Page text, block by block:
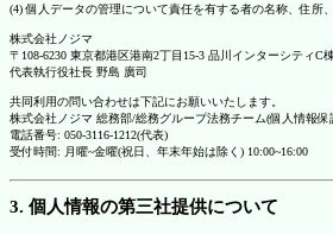
(4) 個人データの管理について責任を有する者の名称、住所
株式会社ノジマ
〒108-6230 東京都港区港南2丁目15-3 品川インターシティC
代表執行役社長 野島 廣司
共同利用の問い合わせは下記にお願いいたします。
株式会社ノジマ 総務部/総務グループ法務チーム(個人情報保
電話番号: 050-3116-1212(代表)
受付時間: 月曜~金曜(祝日、年末年始は除く) 10:00~16:00
3. 個人情報の第三社提供について